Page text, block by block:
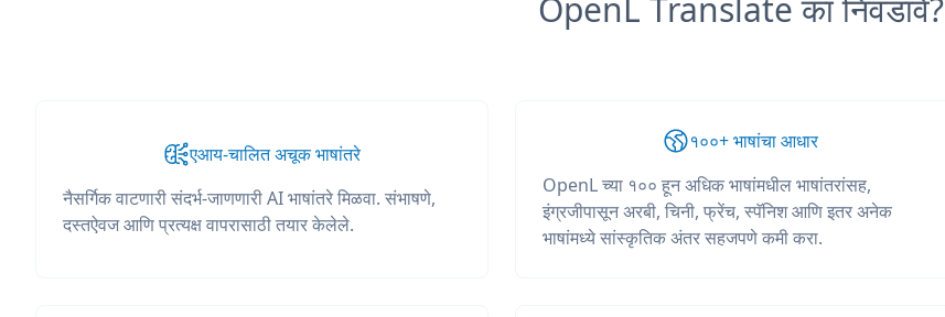
OpenL Translate का निवडावे?
एआय-चालित अचूक भाषांतरे
नैसर्गिक वाटणारी संदर्भ-जाणणारी AI भाषांतरे मिळवा. संभाषणे,
दस्तऐवज आणि प्रत्यक्ष वापरासाठी तयार केलेले.
१००+ भाषांचा आधार
OpenL च्या १०० हून अधिक भाषांमधील भाषांतरांसह,
इंग्रजीपासून अरबी, चिनी, फ्रेंच, स्पॅनिश आणि इतर अनेक
भाषांमध्ये सांस्कृतिक अंतर सहजपणे कमी करा.